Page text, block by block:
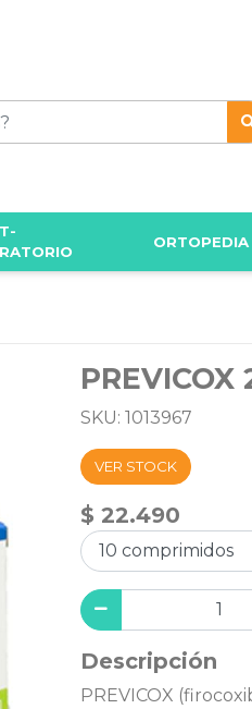
ORTOPEDIA
PREVICOX
SKU: 1013967
VER STOCK
$ 22.490
Descripción
PREVICOX